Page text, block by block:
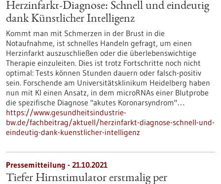
Herzinfarkt-Diagnose: Schnell und eindeutig
dank Künstlicher Intelligenz
Kommt man mit Schmerzen in der Brust in die
Notaufnahme, ist schnelles Handeln gefragt, um einen
Herzinfarkt auszuschließen oder die überlebenswichtige
Therapie einzuleiten. Dies ist trotz Fortschritte noch nicht
optimal: Tests können Stunden dauern oder falsch-positiv
sein. Forschende am Universitätsklinikum Heidelberg haben
nun mit KI einen Ansatz, in dem microRNAs einer Blutprobe
die spezifische Diagnose "akutes Koronarsyndrom"…
https://www.gesundheitsindustrie-
bw.de/fachbeitrag/aktuell/herzinfarkt-diagnose-schnell-und-
eindeutig-dank-kuenstlicher-intelligenz
Pressemitteilung - 21.10.2021
Tiefer Hirnstimulator erstmalig per